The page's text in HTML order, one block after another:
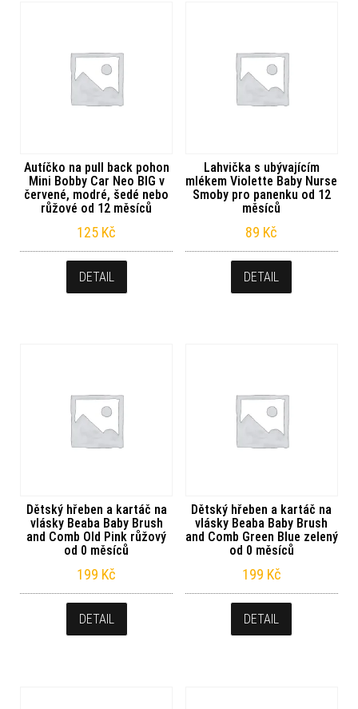
Autíčko na pull back pohon
Mini Bobby Car Neo BIG v
červené, modré, šedé nebo
růžové od 12 měsíců
125 Kč
DETAIL
Lahvička s ubývajícím
mlékem Violette Baby Nurse
Smoby pro panenku od 12
měsíců
89 Kč
DETAIL
Dětský hřeben a kartáč na
vlásky Beaba Baby Brush
and Comb Old Pink růžový
od 0 měsíců
199 Kč
DETAIL
Dětský hřeben a kartáč na
vlásky Beaba Baby Brush
and Comb Green Blue zelený
od 0 měsíců
199 Kč
DETAIL